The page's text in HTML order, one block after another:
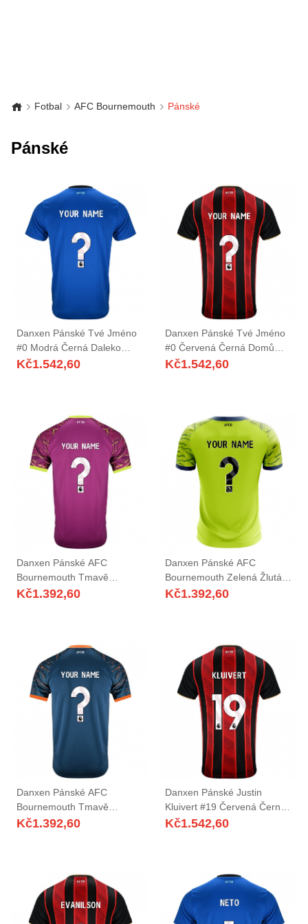
Fotbal AFC Bournemouth Pánské
Pánské
Danxen Pánské Tvé Jméno
#0 Modrá Černá Daleko
Hráčské Dresy 2025/26 Dres
Kč1.542,60
Danxen Pánské Tvé Jméno
#0 Červená Černá Domů
Hráčské Dresy 2025/26 Dres
Kč1.542,60
Danxen Pánské AFC
Bournemouth Tmavě
Purpurová Brankář Dresy
Kč1.392,60
Danxen Pánské AFC
Bournemouth Zelená Žlutá
Brankář Dresy 2025/26 Dres
Kč1.392,60
Danxen Pánské AFC
Bournemouth Tmavě
Břidlicově Modrá Brankář
Kč1.392,60
Danxen Pánské Justin
Kluivert #19 Červená Černá
Domů Hráčské Dresy
Kč1.542,60